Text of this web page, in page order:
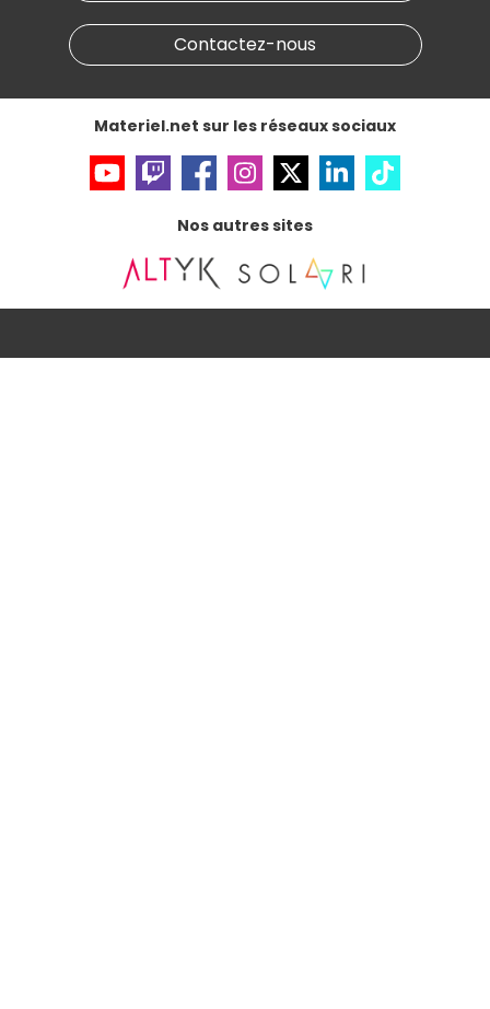
Partenariat & Sponsoring
Informations légales
Données personnellesetcookies
Accessibilité : non conforme
Contactez-nous
Materiel.net sur les réseaux sociaux
Nos autres sites